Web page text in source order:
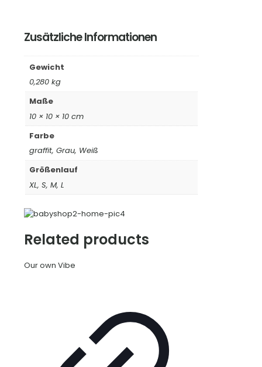
Zusätzliche Informationen
Gewicht
0,280 kg
Maße
10 × 10 × 10 cm
Farbe
graffit, Grau, Weiß
Größenlauf
XL, S, M, L
Related products
Our own Vibe